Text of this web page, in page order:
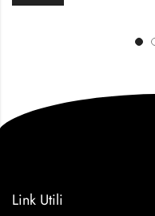
Link Utili